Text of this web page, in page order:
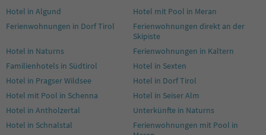
Hotel in Algund
Hotel mit Pool in Meran
Ferienwohnungen in Dorf Tirol
Ferienwohnungen direkt an der
Skipiste
Hotel in Naturns
Ferienwohnungen in Kaltern
Familienhotels in Südtirol
Hotel in Sexten
Hotel in Pragser Wildsee
Hotel in Dorf Tirol
Hotel mit Pool in Schenna
Hotel in Seiser Alm
Hotel in Antholzertal
Unterkünfte in Naturns
Hotel in Schnalstal
Ferienwohnungen mit Pool in